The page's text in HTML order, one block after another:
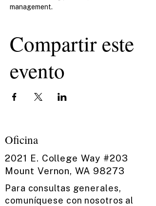
management.
Compartir este
evento
Oficina
2021 E. College Way #203
Mount Vernon, WA 98273
Para consultas generales,
comuníquese con nosotros al